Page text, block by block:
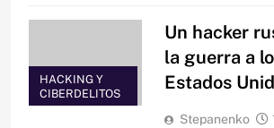
HACKING Y
CIBERDELITOS
Un hacker
la guerra a
Estados
Stepanenko